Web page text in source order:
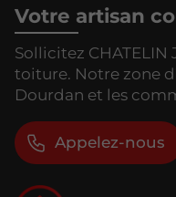
Votre artisan
Sollicitez
toiture. Notre zone
Dourdan et les
Appelez-nous